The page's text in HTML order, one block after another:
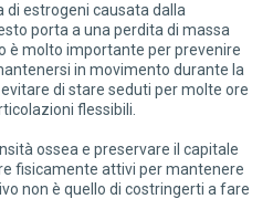
di estrogeni causata dalla
porta a una perdita di massa
è molto importante per prevenire
in movimento durante la
di stare seduti per molte ore
flessibili.
ossea e preservare il capitale
fisicamente attivi per mantenere
non è quello di costringerti a fare